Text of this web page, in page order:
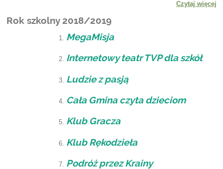
Czytaj więcej
Rok szkolny 2018/2019
MegaMisja
Internetowy teatr TVP dla szkół
Ludzie z pasją
Cała Gmina czyta dzieciom
Klub Gracza
Klub Rękodzieła
Podróż przez Krainy